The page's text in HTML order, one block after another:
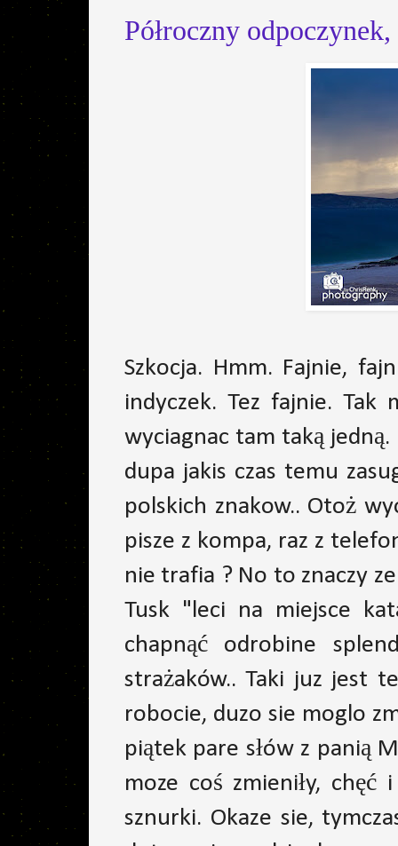
Półroczny
Szkocja. Hmm. Fajnie,
indyczek. Tez fajnie. Tak
wyciagnac tam taką
dupa jakis czas temu
polskich znakow.. Otoż
pisze z kompa, raz z
nie trafia ? No to znaczy
Tusk "leci na miejsce
chapnąć odrobine
strażaków.. Taki juz jest
robocie, duzo sie moglo
piątek pare słów z panią
moze coś zmieniły,
sznurki. Okaze sie,